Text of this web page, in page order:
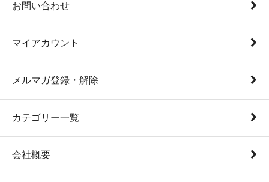
お問い合わせ
マイアカウント
メルマガ登録・解除
カテゴリー一覧
会社概要